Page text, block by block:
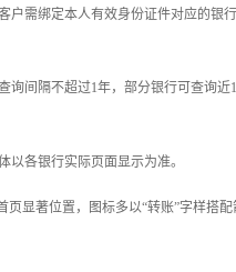
需绑定本人有效身份证件对应的银
间隔不超过1年，部分银行可查询近
各银行实际页面显示为准。
显著位置，图标多以“转账”字样搭